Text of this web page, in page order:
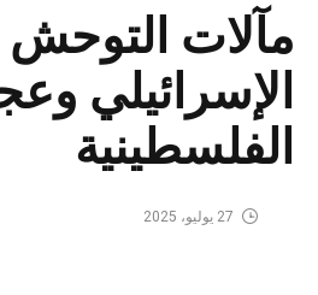
مآلات التوحش
الإسرائيلي
الفلسطينية
27 يوليو، 2025